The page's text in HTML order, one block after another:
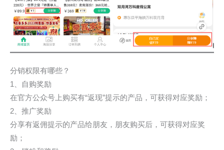
分销权限有哪些？
1、自购奖励
在官方公众号上购买有“返现”提示的产品，可获得对应奖励；
2、推广奖励
分享有返佣提示的产品给朋友，朋友购买后，可获得对应奖
励；